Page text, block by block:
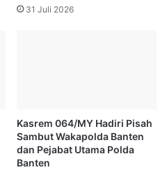
31 Juli 2026
Kasrem 064/MY Hadiri Pisah
Sambut Wakapolda Banten
dan Pejabat Utama Polda
Banten